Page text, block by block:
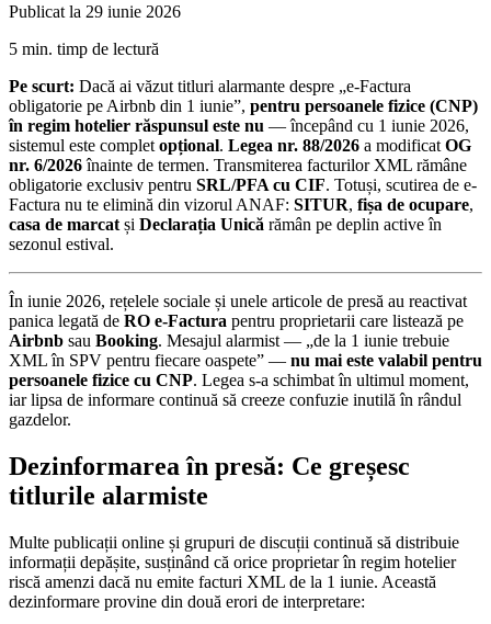
Publicat la 29 iunie 2026
5 min. timp de lectură
Pe scurt: Dacă ai văzut titluri alarmante despre „e-Factura
obligatorie pe Airbnb din 1 iunie”, pentru persoanele fizice (CNP)
în regim hotelier răspunsul este nu — începând cu 1 iunie 2026,
sistemul este complet opțional. Legea nr. 88/2026 a modificat OG
nr. 6/2026înainte de termen. Transmiterea facturilor XML rămâne
obligatorie exclusiv pentru SRL/PFA cu CIF. Totuși, scutirea de e-
Factura nu te elimină din vizorul ANAF: SITUR, fișa de ocupare,
casa de marcat și Declarația Unică rămân pe deplin active în
sezonul estival.
În iunie 2026, rețelele sociale și unele articole de presă au reactivat
panica legată de RO e-Factura pentru proprietarii care listează pe
Airbnb sau Booking. Mesajul alarmist — „de la 1 iunie trebuie
XML în SPV pentru fiecare oaspete” — nu mai este valabil pentru
persoanele fizice cu CNP. Legea s-a schimbat în ultimul moment,
iar lipsa de informare continuă să creeze confuzie inutilă în rândul
gazdelor.
Dezinformarea în presă: Ce greșesc
titlurile alarmiste
Multe publicații online și grupuri de discuții continuă să distribuie
informații depășite, susținând că orice proprietar în regim hotelier
riscă amenzi dacă nu emite facturi XML de la 1 iunie. Această
dezinformare provine din două erori de interpretare: